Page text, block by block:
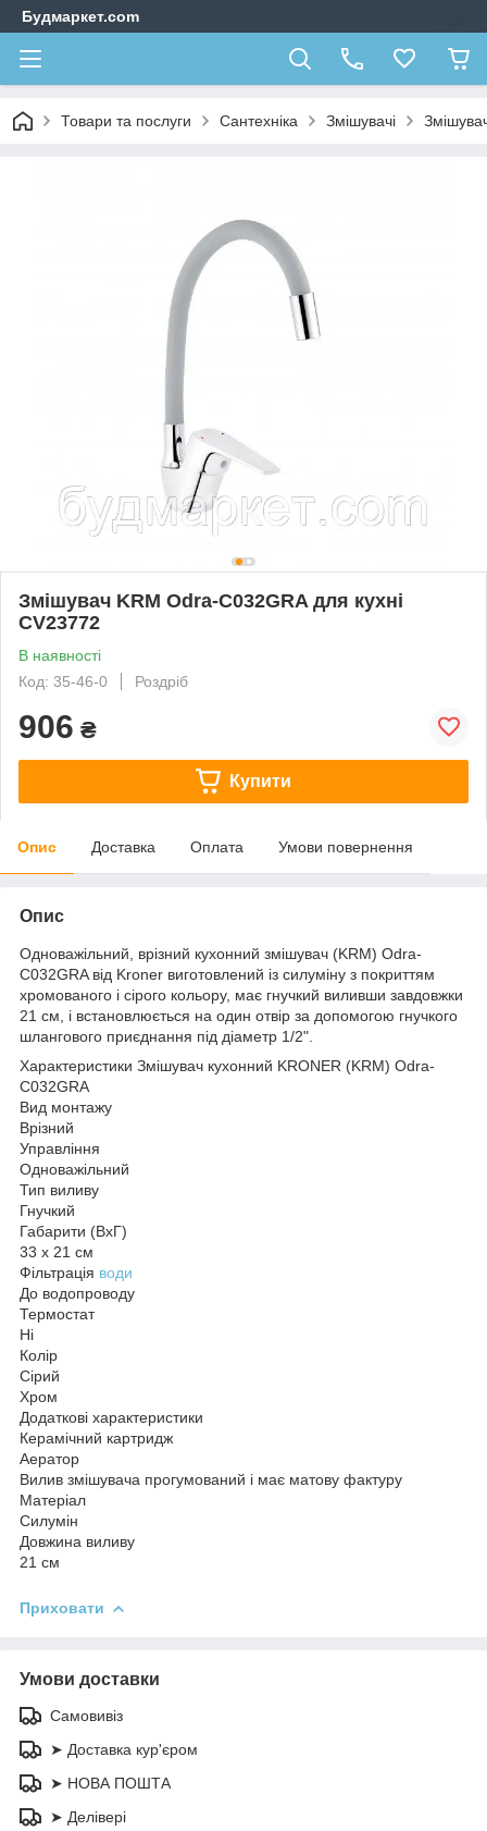
Будмаркет.com
Товари та послуги Сантехніка Змішувачі
Змішувач KRM Odra-C032GRA для кухні
CV23772
В наявності
Код: 35-46-0
Роздріб
906 ₴
Купити
Опис Доставка Оплата Умови повернення
Опис
Одноважільний, врізний кухонний змішувач (KRM) Odra-
C032GRA від Kroner виготовлений із силуміну з покриттям
хромованого і сірого кольору, має гнучкий виливши завдовжки
21 см, і встановлюється на один отвір за допомогою гнучкого
шлангового приєднання під діаметр 1/2".
Характеристики Змішувач кухонний KRONER (KRM) Odra-
C032GRA
Вид монтажу
Врізний
Управління
Одноважільний
Тип виливу
Гнучкий
Габарити (ВхГ)
33 х 21 см
Фільтрація води
До водопроводу
Термостат
Ні
Колір
Сірий
Хром
Додаткові характеристики
Керамічний картридж
Аератор
Вилив змішувача прогумований і має матову фактуру
Матеріал
Силумін
Довжина виливу
21 см
Приховати
Умови доставки
Самовивіз
➤ Доставка кур'єром
➤ НОВА ПОШТА
➤ Делівері